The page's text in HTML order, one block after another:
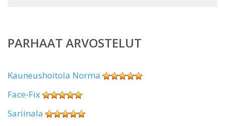
PARHAAT ARVOSTELUT
Kauneushoitola Norma
Face-Fix
Sariinala